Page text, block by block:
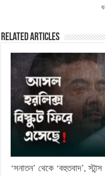
Related Articles
‘সনাতন’ থেকে ‘বহুতবাদ’,